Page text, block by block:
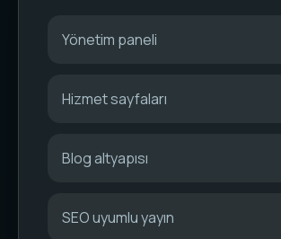
Yönetim paneli
Hizmet sayfaları
Blog altyapısı
SEO uyumlu yayın